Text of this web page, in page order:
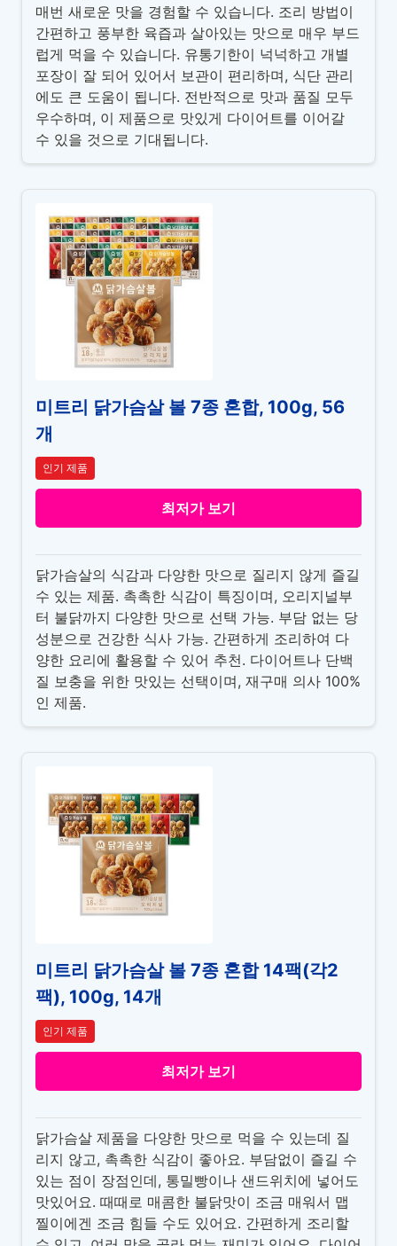
매번 새로운 맛을 경험할 수 있습니다. 조리 방법이
간편하고 풍부한 육즙과 살아있는 맛으로 매우 부드
럽게 먹을 수 있습니다. 유통기한이 넉넉하고 개별
포장이 잘 되어 있어서 보관이 편리하며, 식단 관리
에도 큰 도움이 됩니다. 전반적으로 맛과 품질 모두
우수하며, 이 제품으로 맛있게 다이어트를 이어갈
수 있을 것으로 기대됩니다.
미트리 닭가슴살 볼 7종 혼합, 100g, 56
개
인기 제품
최저가 보기
닭가슴살의 식감과 다양한 맛으로 질리지 않게 즐길
수 있는 제품. 촉촉한 식감이 특징이며, 오리지널부
터 불닭까지 다양한 맛으로 선택 가능. 부담 없는 당
성분으로 건강한 식사 가능. 간편하게 조리하여 다
양한 요리에 활용할 수 있어 추천. 다이어트나 단백
질 보충을 위한 맛있는 선택이며, 재구매 의사 100%
인 제품.
미트리 닭가슴살 볼 7종 혼합 14팩(각2
팩), 100g, 14개
인기 제품
최저가 보기
닭가슴살 제품을 다양한 맛으로 먹을 수 있는데 질
리지 않고, 촉촉한 식감이 좋아요. 부담없이 즐길 수
있는 점이 장점인데, 통밀빵이나 샌드위치에 넣어도
맛있어요. 때때로 매콤한 불닭맛이 조금 매워서 맵
찔이에겐 조금 힘들 수도 있어요. 간편하게 조리할